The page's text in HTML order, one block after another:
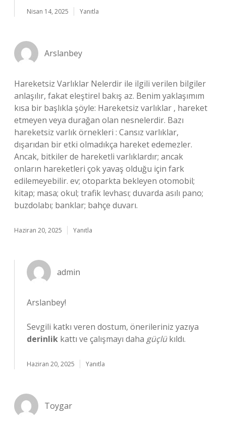
Nisan 14, 2025 Yanıtla
Arslanbey
Hareketsiz Varlıklar Nelerdir ile ilgili verilen bilgiler
anlaşılır, fakat eleştirel bakış az. Benim yaklaşımım
kısa bir başlıkla şöyle: Hareketsiz varlıklar , hareket
etmeyen veya durağan olan nesnelerdir. Bazı
hareketsiz varlık örnekleri : Cansız varlıklar,
dışarıdan bir etki olmadıkça hareket edemezler.
Ancak, bitkiler de hareketli varlıklardır; ancak
onların hareketleri çok yavaş olduğu için fark
edilemeyebilir. ev; otoparkta bekleyen otomobil;
kitap; masa; okul; trafik levhası; duvarda asılı pano;
buzdolabı; banklar; bahçe duvarı.
Haziran 20, 2025 Yanıtla
admin
Arslanbey!
Sevgili katkı veren dostum, önerileriniz yazıya
derinlik kattı ve çalışmayı daha güçlükıldı.
Haziran 20, 2025 Yanıtla
Toygar